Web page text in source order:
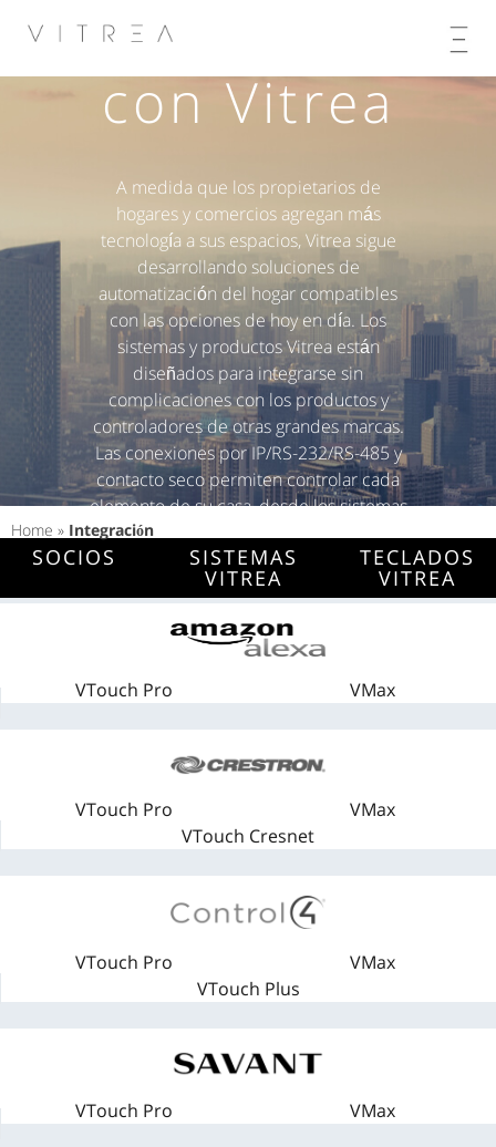
integración
con Vitrea
A medida que los propietarios de
hogares y comercios agregan más
tecnología a sus espacios, Vitrea sigue
desarrollando soluciones de
automatización del hogar compatibles
con las opciones de hoy en día. Los
sistemas y productos Vitrea están
diseñados para integrarse sin
complicaciones con los productos y
controladores de otras grandes marcas.
Las conexiones por IP/RS-232/RS-485 y
contacto seco permiten controlar cada
elemento de su casa, desde los sistemas
de audio y vídeo hasta el sistema de
seguridad de su hogar, y todo lo que está
entre ellos. Es conectividad total.
Home » Integración
SOCIOS SISTEMAS
VITREA
TECLADOS
VITREA
VTouch Pro VMax
VTouch Pro
VMax
VTouch Cresnet
VTouch Pro
VMax
VTouch Plus
VTouch Pro VMax